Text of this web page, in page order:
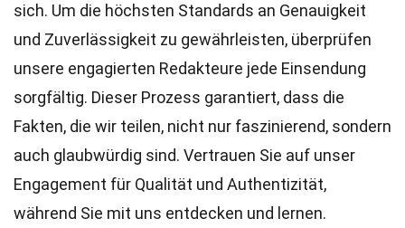
sich. Um die höchsten Standards an Genauigkeit
und Zuverlässigkeit zu gewährleisten, überprüfen
unsere engagierten Redakteure jede Einsendung
sorgfältig. Dieser Prozess garantiert, dass die
Fakten, die wir teilen, nicht nur faszinierend, sondern
auch glaubwürdig sind. Vertrauen Sie auf unser
Engagement für Qualität und Authentizität,
während Sie mit uns entdecken und lernen.